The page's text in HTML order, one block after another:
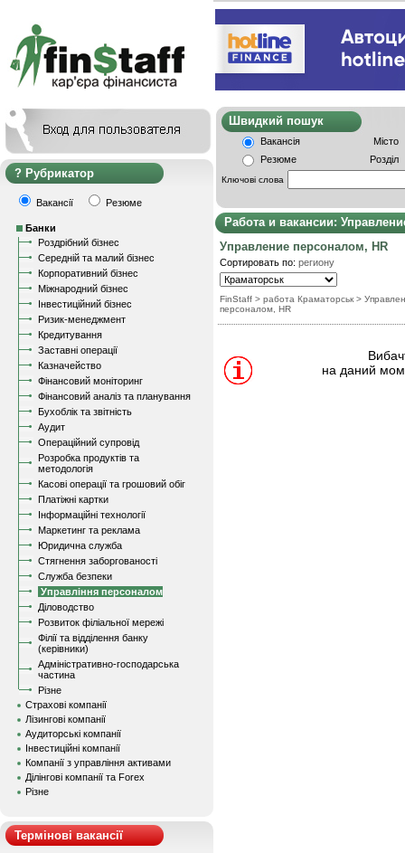
Рубрикатор
Вакансії Резюме
Банки
Роздрібний бізнес
Середній та малий бізнес
Корпоративний бізнес
Міжнародний бізнес
Інвестиційний бізнес
Ризик-менеджмент
Кредитування
Заставні операції
Казначейство
Фінансовий моніторинг
Фінансовий аналіз та планування
Бухоблік та звітність
Аудит
Операційний супровід
Розробка продуктів та
методологія
Касові операції та грошовий обіг
Платіжні картки
Інформаційні технології
Маркетинг та реклама
Юридична служба
Стягнення заборгованості
Служба безпеки
Управління персоналом
Діловодство
Розвиток філіальної мережі
Філії та відділення банку
(керівники)
Адміністративно-господарська
частина
Різне
Страхові компанії
Лізингові компанії
Аудиторські компанії
Інвестиційні компанії
Компанії з управління активами
Ділінгові компанії та Forex
Різне
Термінові вакансії
Швидкий
Вакансія
Місто
Резюме
Розділ
Ключові слова
Работа и вакансии:
Управление персоналом, HR
Сортировать по: региону
FinStaff > работа Краматорськ >
персоналом, HR
на даний